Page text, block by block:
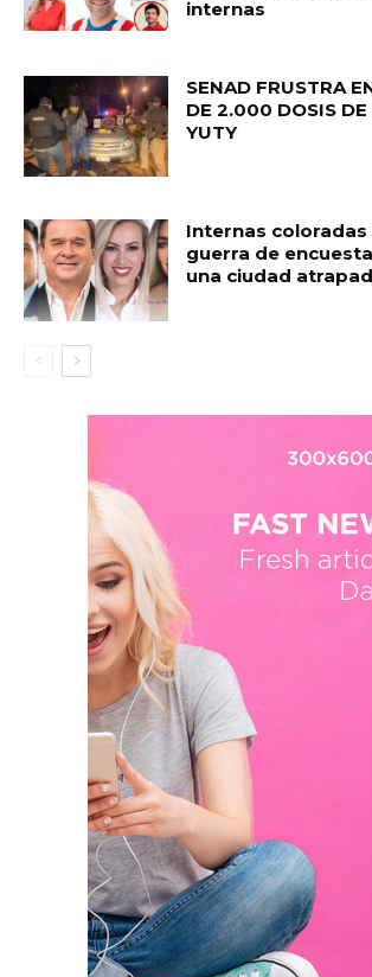
internas
SENAD FRUSTRA
DE 2.000 DOSIS DE
YUTY
Internas coloradas
guerra de
una ciudad